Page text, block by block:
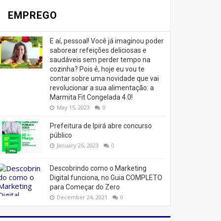
EMPREGO
E aí, pessoal! Você já imaginou poder
saborear refeições deliciosas e
saudáveis ​​sem perder tempo na
cozinha? Pois é, hoje eu vou te
contar sobre uma novidade que vai
revolucionar a sua alimentação: a
Marmita Fit Congelada 4.0!
May 15, 2023 0
Prefeitura de Ipirá abre concurso
público
January 26, 2023 0
Descobrindo como o Marketing
Digital funciona, no Guia COMPLETO
para Começar do Zero
December 24, 2021 0